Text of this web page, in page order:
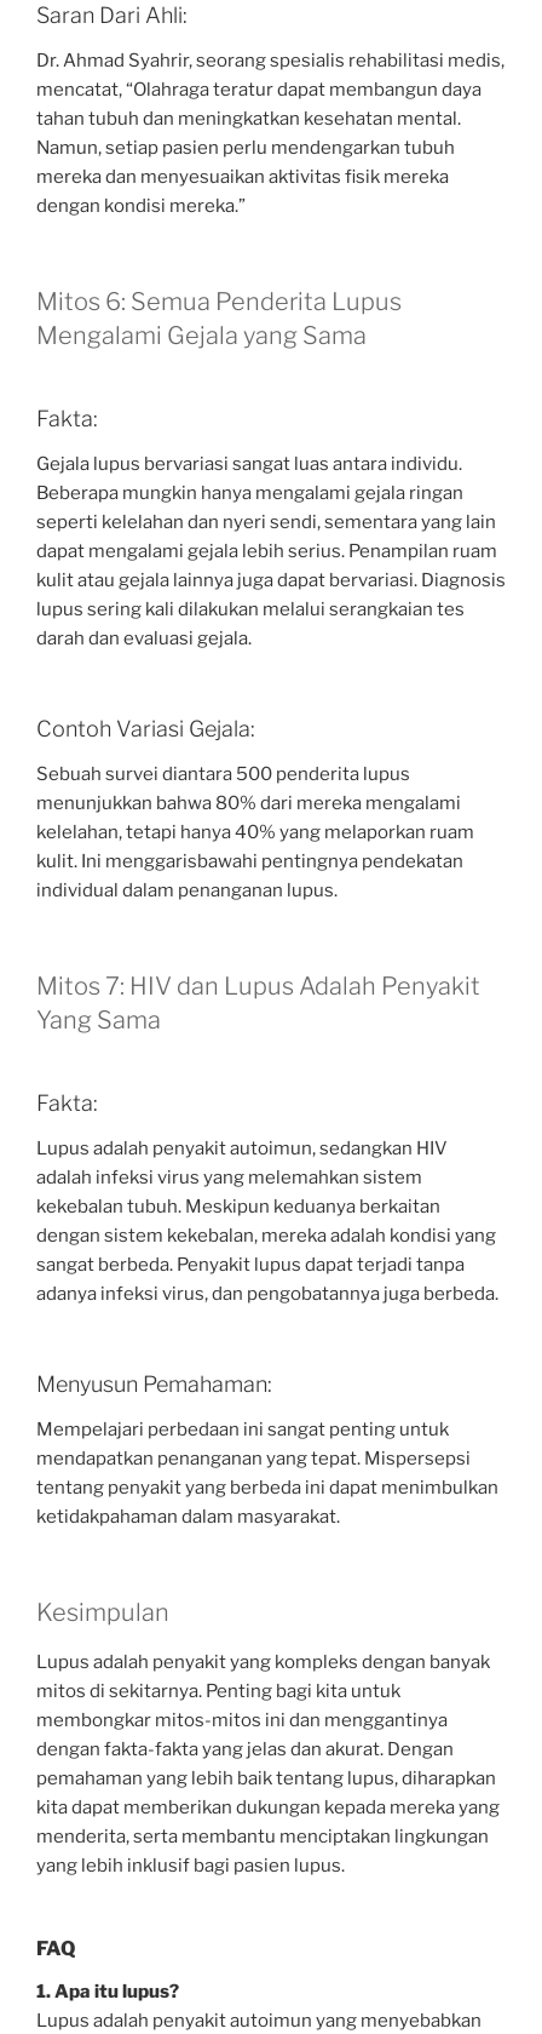
Saran Dari Ahli:
Dr. Ahmad Syahrir, seorang spesialis rehabilitasi medis,
mencatat, “Olahraga teratur dapat membangun daya
tahan tubuh dan meningkatkan kesehatan mental.
Namun, setiap pasien perlu mendengarkan tubuh
mereka dan menyesuaikan aktivitas fisik mereka
dengan kondisi mereka.”
Mitos 6: Semua Penderita Lupus
Mengalami Gejala yang Sama
Fakta:
Gejala lupus bervariasi sangat luas antara individu.
Beberapa mungkin hanya mengalami gejala ringan
seperti kelelahan dan nyeri sendi, sementara yang lain
dapat mengalami gejala lebih serius. Penampilan ruam
kulit atau gejala lainnya juga dapat bervariasi. Diagnosis
lupus sering kali dilakukan melalui serangkaian tes
darah dan evaluasi gejala.
Contoh Variasi Gejala:
Sebuah survei diantara 500 penderita lupus
menunjukkan bahwa 80% dari mereka mengalami
kelelahan, tetapi hanya 40% yang melaporkan ruam
kulit. Ini menggarisbawahi pentingnya pendekatan
individual dalam penanganan lupus.
Mitos 7: HIV dan Lupus Adalah Penyakit
Yang Sama
Fakta:
Lupus adalah penyakit autoimun, sedangkan HIV
adalah infeksi virus yang melemahkan sistem
kekebalan tubuh. Meskipun keduanya berkaitan
dengan sistem kekebalan, mereka adalah kondisi yang
sangat berbeda. Penyakit lupus dapat terjadi tanpa
adanya infeksi virus, dan pengobatannya juga berbeda.
Menyusun Pemahaman:
Mempelajari perbedaan ini sangat penting untuk
mendapatkan penanganan yang tepat. Mispersepsi
tentang penyakit yang berbeda ini dapat menimbulkan
ketidakpahaman dalam masyarakat.
Kesimpulan
Lupus adalah penyakit yang kompleks dengan banyak
mitos di sekitarnya. Penting bagi kita untuk
membongkar mitos-mitos ini dan menggantinya
dengan fakta-fakta yang jelas dan akurat. Dengan
pemahaman yang lebih baik tentang lupus, diharapkan
kita dapat memberikan dukungan kepada mereka yang
menderita, serta membantu menciptakan lingkungan
yang lebih inklusif bagi pasien lupus.
FAQ
1. Apa itu lupus?
Lupus adalah penyakit autoimun yang menyebabkan